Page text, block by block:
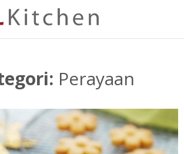
Kitchen
Perayaan